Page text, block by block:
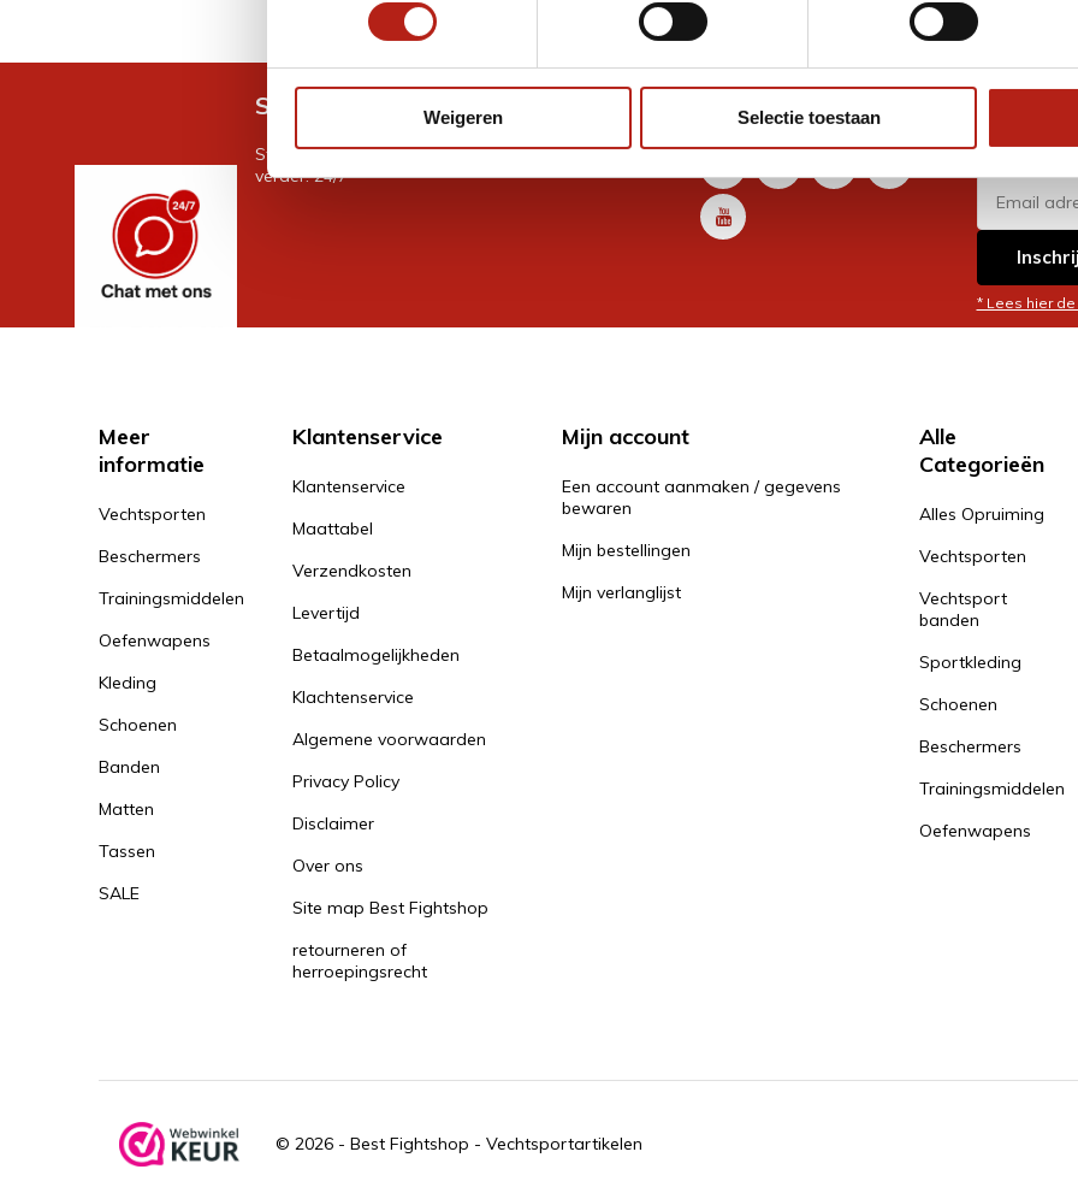
Weigeren Selectie toestaan
GRATIS verzending v.a €75 Eenvoudig ruilen of retour
Snel antwoord op je vraag?
Stel je vraag in de chat, en we helpen je graag
verder. 24/7
Volg ons
* Lees hier
Meer
informatie
Vechtsporten
Beschermers
Trainingsmiddelen
Oefenwapens
Kleding
Schoenen
Banden
Matten
Tassen
SALE
Klantenservice
Klantenservice
Maattabel
Verzendkosten
Levertijd
Betaalmogelijkheden
Klachtenservice
Algemene voorwaarden
Privacy Policy
Disclaimer
Over ons
Site map Best Fightshop
retourneren of
herroepingsrecht
Mijn account
Een account aanmaken / gegevens
bewaren
Mijn bestellingen
Mijn verlanglijst
Alle
Categorieën
Alles Opruiming
Vechtsporten
Vechtsport
banden
Sportkleding
Schoenen
Beschermers
Trainingsmiddelen
Oefenwapens
© 2026 - Best Fightshop - Vechtsportartikelen